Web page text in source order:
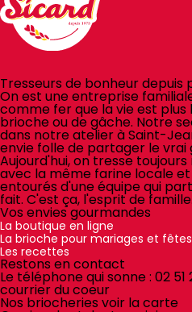
Tresseurs de bonheur depuis
On est une entreprise
comme fer que la vie est
brioche ou de gâche. Notre
dans notre atelier à Saint-
envie folle de partager le vrai
Aujourd'hui, on tresse
avec la même farine locale
entourés d'une équipe qui
fait. C'est ça, l'esprit de famille.
Vos envies gourmandes
La boutique en ligne
La brioche pour mariages et fêtes
Les recettes
Restons en contact
Le téléphone qui sonne : 02 51
courrier du coeur
Nos briocheries voir la carte